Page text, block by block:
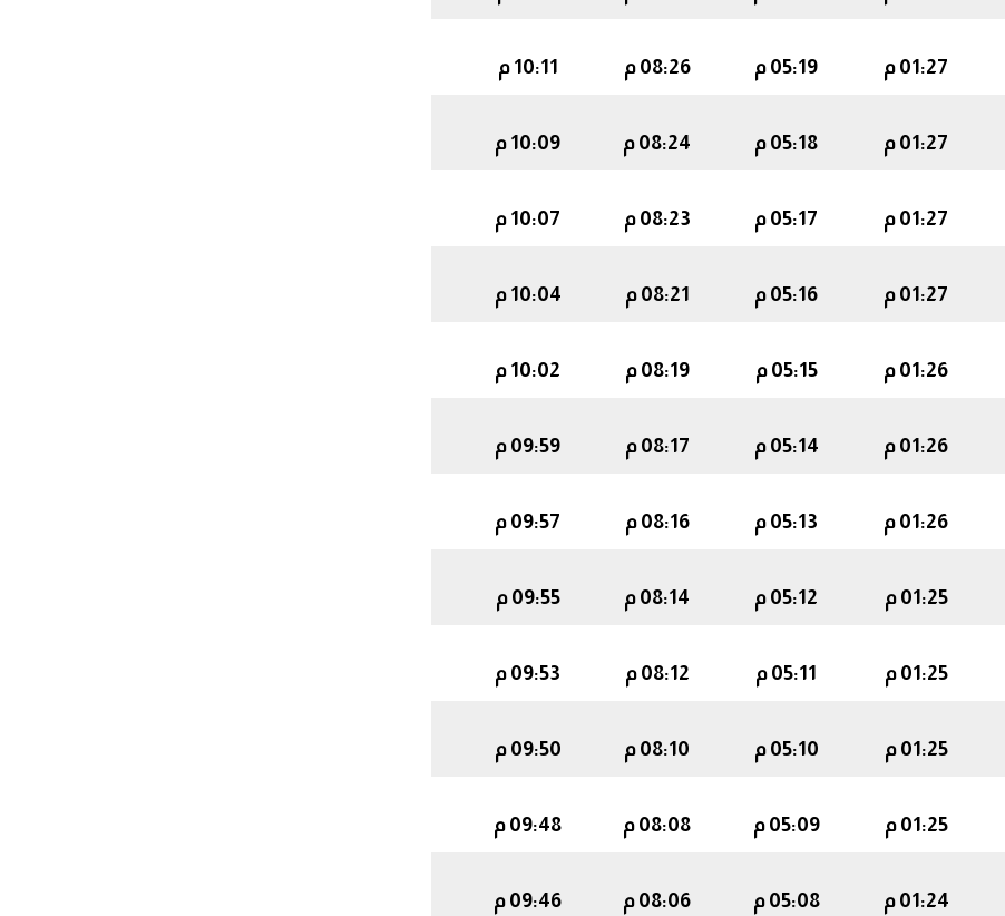
01:27 م 05:19 م 08:26 م 10:11 م
01:27 م 05:18 م 08:24 م 10:09 م
01:27 م 05:17 م 08:23 م 10:07 م
01:27 م 05:16 م 08:21 م 10:04 م
01:26 م 05:15 م 08:19 م 10:02 م
01:26 م 05:14 م 08:17 م 09:59 م
01:26 م 05:13 م 08:16 م 09:57 م
01:25 م 05:12 م 08:14 م 09:55 م
01:25 م 05:11 م 08:12 م 09:53 م
01:25 م 05:10 م 08:10 م 09:50 م
01:25 م 05:09 م 08:08 م 09:48 م
01:24 م 05:08 م 08:06 م 09:46 م